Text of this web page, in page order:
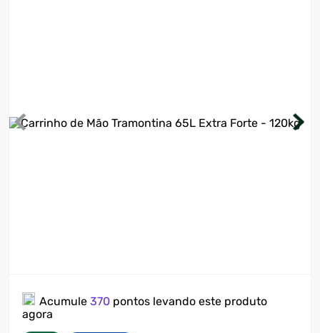
Acumule 370 pontos levando este produto
agora